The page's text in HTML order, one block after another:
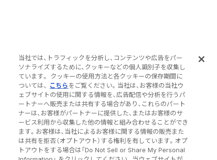
当社では、トラフィックを分析し、コンテンツや広告をパー
ソナライズするために、クッキーなどの個人識別子を収集し
ています。 クッキーの使用方法と各クッキーの保存期間に
ついては、
こちら をご覧ください。当社は、お客様の当社ウ
ェブサイトの使用に関する情報を、広告配信や分析を行うパ
ートナーへ販売または共有する場合があり、これらのパート
ナーは、お客様がパートナーに提供した、またはお客様のサ
ービス利用から収集した他の情報と組み合わせることができ
ます。お客様は、当社によるお客様に関する情報の販売また
は共有を拒否（オプトアウト）する権利を有しています。オプ
トアウトをする場合は「Do Not Sell or Share My Personal